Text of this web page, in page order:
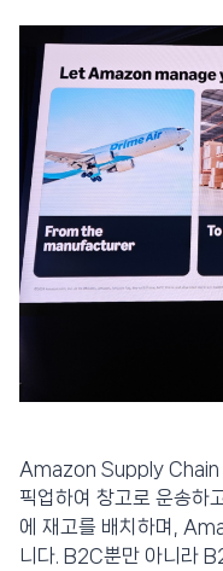
Amazon Supply Chain
픽업하여 창고로 운송하
에 재고를 배치하며,
니다. B2C뿐만 아니라